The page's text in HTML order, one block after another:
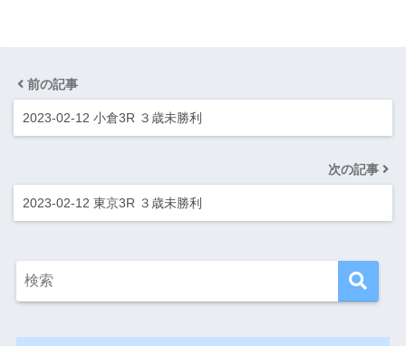
前の記事
2023-02-12 小倉3R ３歳未勝利
次の記事
2023-02-12 東京3R ３歳未勝利